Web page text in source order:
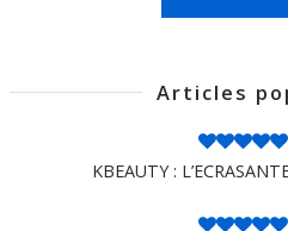
Articles
KBEAUTY :